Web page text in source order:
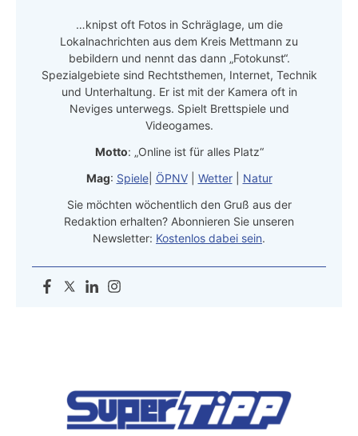
…knipst oft Fotos in Schräglage, um die
Lokalnachrichten aus dem Kreis Mettmann zu
bebildern und nennt das dann „Fotokunst“.
Spezialgebiete sind Rechtsthemen, Internet, Technik
und Unterhaltung. Er ist mit der Kamera oft in
Neviges unterwegs. Spielt Brettspiele und
Videogames.
Motto: „Online ist für alles Platz“
Mag: Spiele| ÖPNV| Wetter| Natur
Sie möchten wöchentlich den Gruß aus der
Redaktion erhalten? Abonnieren Sie unseren
Newsletter: Kostenlos dabei sein.